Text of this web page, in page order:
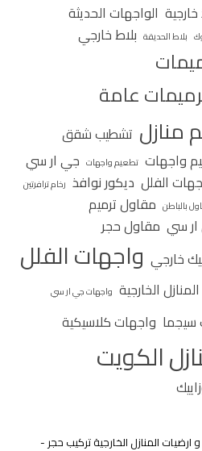
الواجهات الحديثة
بلاط الحديقة بلاط خارجي
عامة
منازل تشطيب شقق
واجهات تطعيم واجهات جي ار سي
الفلل ديكور نوافذ رخام ترافرتين
بالباطن مقاول ترميم
سي مقاول حجر
خارجي واجهات الفلل
الخارجية واجهات جي ار سي
سيجما واجهات كلاسيكية
الكويت
المنازل الخارجية تركيب حجر -